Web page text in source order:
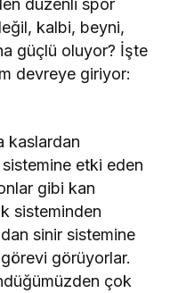
kalbi, beyni,
güçlü oluyor? İşte
devreye giriyor:
kaslardan
etki eden
gibi kan
sisteminden
sinir sistemine
görüyorlar.
çok